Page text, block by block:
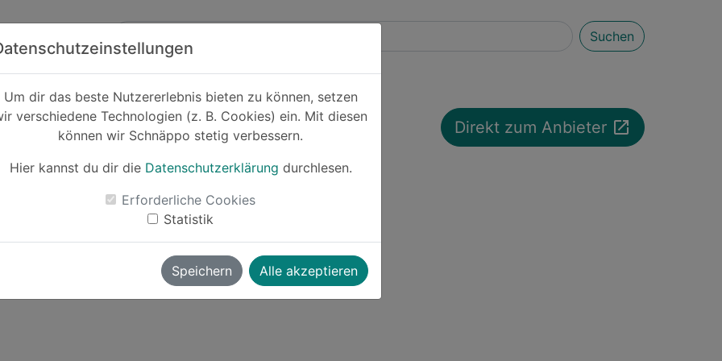
Um dir das beste Nutzererlebnis bieten zu können, setzen
verschiedene Technologien (z. B. Cookies) ein. Mit diesen
können wir Schnäppo stetig verbessern.
Hier kannst du dir die Datenschutzerklärung durchlesen.
Erforderliche Cookies
Statistik
Speichern Alle akzeptieren
Suchen
Direkt zum Anbieter launch